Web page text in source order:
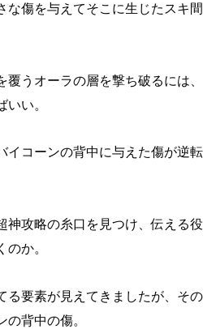
な傷を与えてそこに生じたスキ間
うオーラの層を撃ち破るには、
いい。
イコーンの背中に与えた傷が逆転
神攻略の糸口を見つけ、伝える役
か。
る要素が見えてきましたが、その
背中の傷。